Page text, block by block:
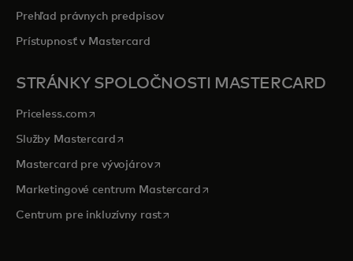
Prehľad právnych predpisov
Prístupnosť v Mastercard
STRÁNKY SPOLOČNOSTI MASTERCARD
Priceless.com opens in a new tab
Služby Mastercardopens in a new tab
Mastercard pre vývojárovopens in a new tab
Marketingové centrum Mastercardopens in a new tab
Centrum pre inkluzívny rastopens in a new tab